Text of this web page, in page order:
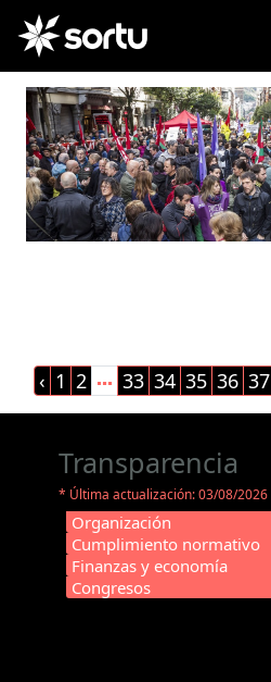
‹ 1 2 ... 33 34 35 36 37
Transparencia
* Última actualización: 03/08/2026
Organización
Cumplimiento normativo
Finanzas y economía
Congresos